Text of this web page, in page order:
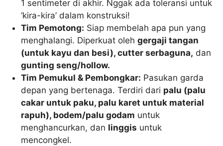
1 sentimeter di akhir. Nggak ada toleransi untuk
‘kira-kira’ dalam konstruksi!
Tim Pemotong: Siap membelah apa pun yang
menghalangi. Diperkuat olehgergaji tangan
(untuk kayu dan besi), cutter serbaguna, dan
gunting seng/hollow.
Tim Pemukul & Pembongkar: Pasukan garda
depan yang bertenaga. Terdiri dari palu (palu
cakar untuk paku, palu karet untuk material
rapuh), bodem/palu godam untuk
menghancurkan, dan linggis untuk
mencongkel.